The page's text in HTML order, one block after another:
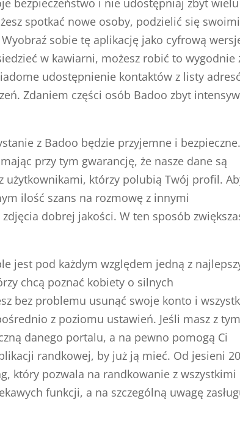
bezpieczeństwo i nie udostępniaj zbyt wielu
spotkać nowe osoby, podzielić się swoimi
sobie tę aplikację jako cyfrową
w kawiarni, możesz robić to wygodnie
udostępnienie kontaktów z listy
Zdaniem części osób Badoo zbyt
z Badoo będzie przyjemne i bezpieczne.
przy tym gwarancję, że nasze dane są
użytkownikami, którzy polubią Twój profil.
ilość szans na rozmowę z innymi
dobrej jakości. W ten sposób
jest pod każdym względem jedną z
chcą poznać kobiety o silnych
bez problemu usunąć swoje konto i
z poziomu ustawień. Jeśli masz z tym
danego portalu, a na pewno pomogą Ci
randkowej, by już ją mieć. Od jesieni
który pozwala na randkowanie z wszystkimi
funkcji, a na szczególną uwagę